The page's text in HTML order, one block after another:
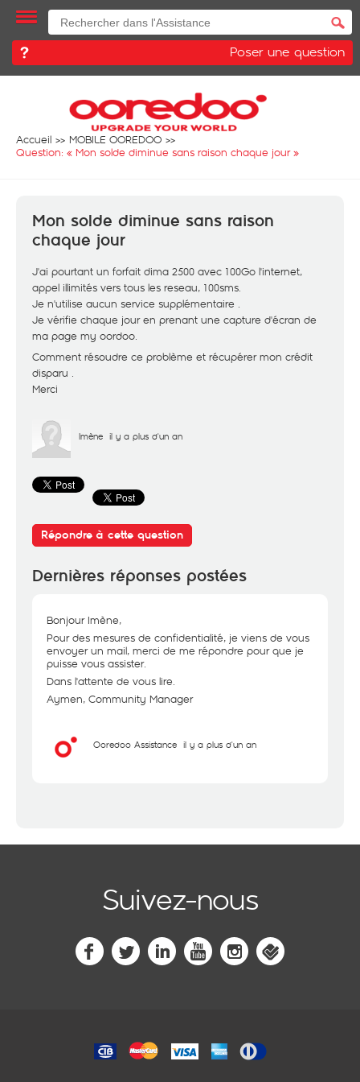
Poser une question
Accueil
MOBILE OOREDOO
Question: « Mon solde diminue sans raison chaque jour»
Mon solde diminue sans raison
chaque jour
J'ai pourtant un forfait dima 2500 avec 100Go l'internet,
appel illimités vers tous les reseau, 100sms.
Je n'utilise aucun service supplémentaire .
Je vérifie chaque jour en prenant une capture d'écran de
ma page my oordoo.
Comment résoudre ce problème et récupérer mon crédit
disparu .
Merci
Imène il y a plus d'un an
Répondre à cette question
Dernières réponses postées
Bonjour Imène,
Pour des mesures de confidentialité, je viens de vous
envoyer un mail, merci de me répondre pour que je
puisse vous assister.
Dans l'attente de vous lire.
Aymen, Community Manager
Ooredoo Assistance il y a plus d'un an
Suivez-nous